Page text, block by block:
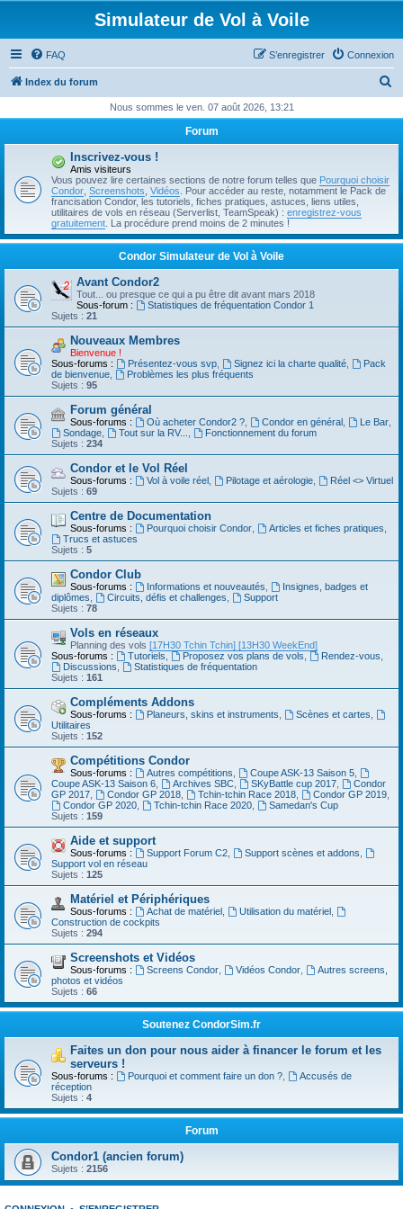
Simulateur de Vol à Voile
FAQ Connexion
S’enregistrer
Index du forum
h
h
Nous sommes le ven. 07 août 2026, 13:21
Forum
Inscrivez-vous !
Amis visiteurs
Vous pouvez lire certaines sections de notre forum telles que Pourquoi choisir
Condor Screenshots Vidéos . Pour accéder au reste, notamment le Pack de
francisation Condor, les tutoriels, fiches pratiques, astuces, liens utiles,
utilitaires de vols en réseau (Serverlist, TeamSpeak) : enregistrez-vous
gratuitement . La procédure prend moins de 2 minutes !
Condor Simulateur de Vol à Voile
Avant Condor2
Tout... ou presque ce qui a pu être dit avant mars 2018
Sous-forum :
Statistiques de fréquentation Condor 1
Sujets : 21
Nouveaux Membres
Bienvenue !
Sous-forums :
Présentez-vous svp, Signez ici la charte qualité,
Pack
de bienvenue
Problèmes les plus fréquents
Sujets : 95
Forum général
Sous-forums : Où acheter Condor2 ?, Condor en général, Le Bar,
Sondage, Tout sur la RV...
Fonctionnement du forum
Sujets : 234
Condor et le Vol Réel
Sous-forums : Vol à voile réel, Pilotage et aérologie,
Réel <> Virtuel
Sujets : 69
Centre de Documentation
Sous-forums : Pourquoi choisir Condor, Articles et fiches pratiques
Trucs et astuces
Sujets : 5
Condor Club
Sous-forums : Informations et nouveautés
Insignes, badges et
diplômes
Circuits, défis et challenges
Support
Sujets : 78
Vols en réseaux
Planning des vols [17H30 Tchin Tchin] [13H30 WeekEnd]
Sous-forums :
Tutoriels Proposez vos plans de vols Rendez-vous
Discussions
Statistiques de fréquentation
Sujets : 161
Compléments Addons
Sous-forums : Planeurs, skins et instruments Scènes et cartes
Utilitaires
Sujets : 152
Compétitions Condor
Sous-forums : Autres compétitions Coupe ASK-13 Saison 5,
Coupe ASK-13 Saison 6
Archives SBC, SKyBattle cup 2017,
Condor
GP 2017
Condor GP 2018, Tchin-tchin Race 2018, Condor GP 2019,
Condor GP 2020, Tchin-tchin Race 2020,
Samedan's Cup
Sujets : 159
Aide et support
Sous-forums : Support Forum C2, Support scènes et addons
Support vol en réseau
Sujets : 125
Matériel et Périphériques
Sous-forums : Achat de matériel, Utilisation du matériel,
Construction de cockpits
Sujets : 294
Screenshots et Vidéos
Sous-forums : Screens Condor, Vidéos Condor,
Autres screens,
photos et vidéos
Sujets : 66
Soutenez CondorSim.fr
Faites un don pour nous aider à financer le forum et les
serveurs !
Sous-forums : Pourquoi et comment faire un don ?,
Accusés de
réception
Sujets : 4
Forum
Condor1 (ancien forum)
Sujets : 2156